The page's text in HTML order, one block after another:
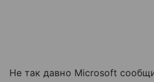
Не так давно Microsoft